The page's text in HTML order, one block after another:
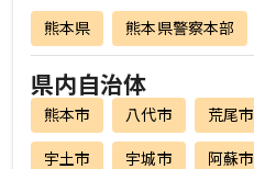
熊本県 熊本県警察本部
県内自治体
熊本市 八代市 荒尾市
宇土市 宇城市 阿蘇市